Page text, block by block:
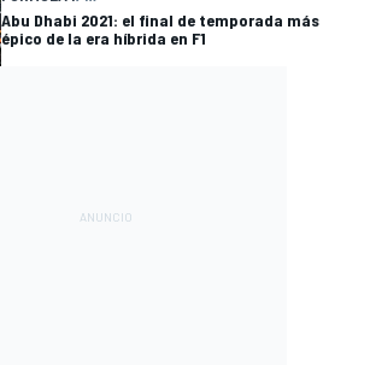
Abu Dhabi 2021: el final de temporada más
épico de la era híbrida en F1